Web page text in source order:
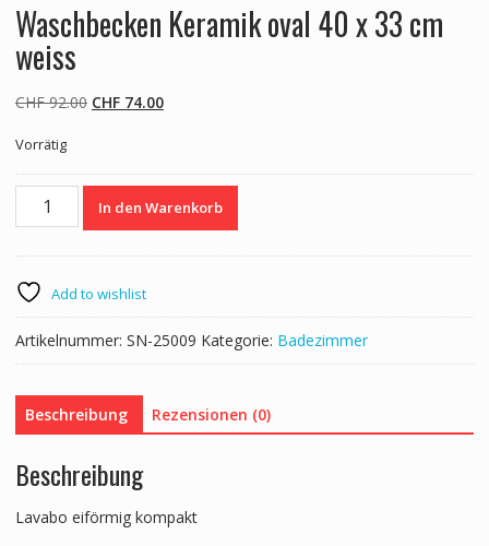
Waschbecken Keramik oval 40 x 33 cm
weiss
CHF92.00 Ursprünglicher
CHF 92.00
CHF74.00Aktueller
CHF 74.00.
Vorrätig
Waschbecken
Keramik
x
33
cm
weiss
In den Warenkorb
Add to wishlist
Artikelnummer: SN-25009 Kategorie: Badezimmer
Beschreibung Rezensionen (0)
Beschreibung
Lavabo eiförmig kompakt